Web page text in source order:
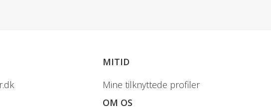
MITID
Mine tilknyttede profiler
OM OS